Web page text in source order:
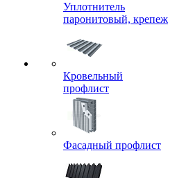
Уплотнитель
паронитовый, крепеж
Кровельный
профлист
Фасадный профлист